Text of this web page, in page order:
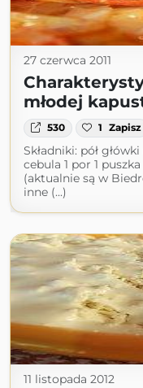
27 czerwca 2011
młodej
530 1 Zapisz
Składniki: pół
cebula 1 por 1
(aktualnie są w
inne (...)
11 listopada 2012